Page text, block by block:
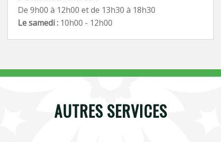
De 9h00 à 12h00 et de 13h30 à 18h30
Le samedi : 10h00 - 12h00
AUTRES SERVICES